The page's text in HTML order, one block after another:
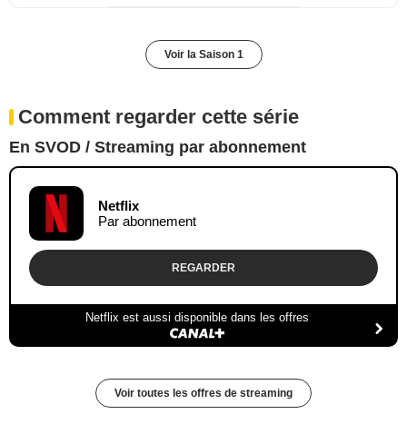
Voir la Saison 1
Comment regarder cette série
En SVOD / Streaming par abonnement
Netflix
Par abonnement
REGARDER
Netflix est aussi disponible dans les offres
Voir toutes les offres de streaming